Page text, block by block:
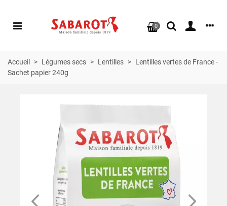
0
Accueil > Légumes secs > Lentilles > Lentilles vertes de France -
Sachet papier 240g